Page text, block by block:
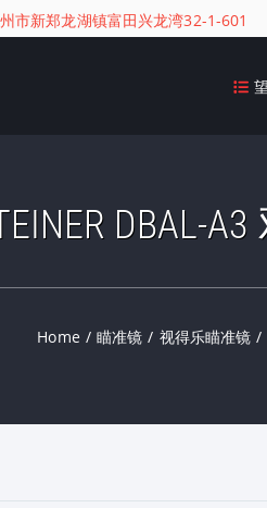
市新郑龙湖镇富田兴龙湾32-1-601
DBAL-
Home / 瞄准镜 / 视得乐瞄准镜 /